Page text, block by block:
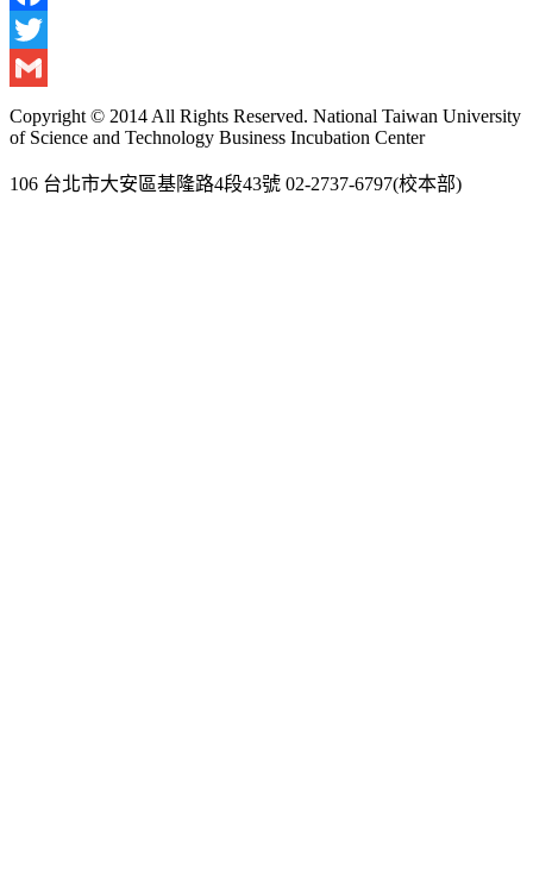
Facebook
Twitter
Gmail
Copyright © 2014 All Rights Reserved. National Taiwan University
of Science and Technology Business Incubation Center
106 台北市大安區基隆路4段43號 02-2737-6797(校本部)